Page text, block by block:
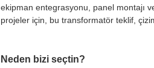
ekipman entegrasyonu, panel montajı
projeler için, bu transformatör teklif,
Neden bizi seçtin?